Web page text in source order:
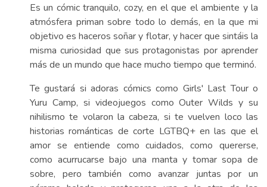
Es un cómic tranquilo, cozy, en el que el ambiente y la
atmósfera priman sobre todo lo demás, en la que mi
objetivo es haceros soñar y flotar, y hacer que sintáis la
misma curiosidad que sus protagonistas por aprender
más de un mundo que hace mucho tiempo que terminó.
Te gustará si adoras cómics como Girls' Last Tour o
Yuru Camp, si videojuegos como Outer Wilds y su
nihilismo te volaron la cabeza, si te vuelven loco las
historias románticas de corte LGTBQ+ en las que el
amor se entiende como cuidados, como quererse,
como acurrucarse bajo una manta y tomar sopa de
sobre, pero también como avanzar juntas por un